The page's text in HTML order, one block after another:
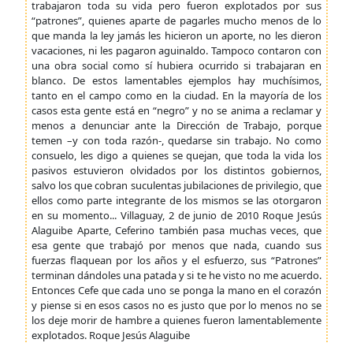
trabajaron toda su vida pero fueron explotados por sus
“patrones”, quienes aparte de pagarles mucho menos de lo
que manda la ley jamás les hicieron un aporte, no les dieron
vacaciones, ni les pagaron aguinaldo. Tampoco contaron con
una obra social como sí hubiera ocurrido si trabajaran en
blanco. De estos lamentables ejemplos hay muchísimos,
tanto en el campo como en la ciudad. En la mayoría de los
casos esta gente está en “negro” y no se anima a reclamar y
menos a denunciar ante la Dirección de Trabajo, porque
temen –y con toda razón-, quedarse sin trabajo. No como
consuelo, les digo a quienes se quejan, que toda la vida los
pasivos estuvieron olvidados por los distintos gobiernos,
salvo los que cobran suculentas jubilaciones de privilegio, que
ellos como parte integrante de los mismos se las otorgaron
en su momento... Villaguay, 2 de junio de 2010 Roque Jesús
Alaguibe Aparte, Ceferino también pasa muchas veces, que
esa gente que trabajó por menos que nada, cuando sus
fuerzas flaquean por los años y el esfuerzo, sus “Patrones”
terminan dándoles una patada y si te he visto no me acuerdo.
Entonces Cefe que cada uno se ponga la mano en el corazón
y piense si en esos casos no es justo que por lo menos no se
los deje morir de hambre a quienes fueron lamentablemente
explotados. Roque Jesús Alaguibe